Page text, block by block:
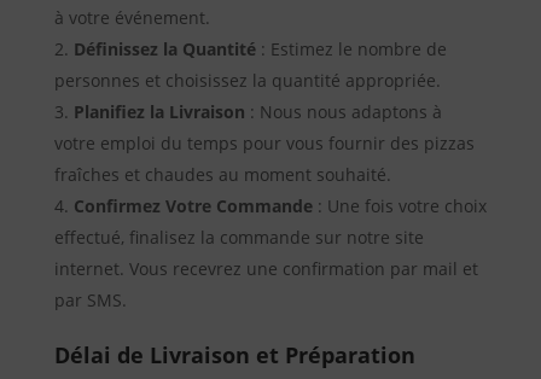
à votre événement.
Définissez la Quantité: Estimez le nombre de
personnes et choisissez la quantité appropriée.
Planifiez la Livraison : Nous nous adaptons à
votre emploi du temps pour vous fournir des pizzas
fraîches et chaudes au moment souhaité.
Confirmez Votre Commande: Une fois votre choix
effectué, finalisez la commande sur notre site
internet. Vous recevrez une confirmation par mail et
par SMS.
Délai de Livraison et Préparation